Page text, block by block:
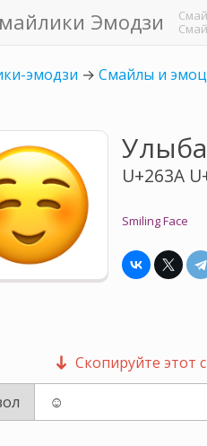
Эмодзи
эмодзи → Смайлы и
U+263A
Smiling Face
Скопируйте этот